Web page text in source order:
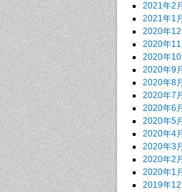
2021年2月
2021年1月
2020年12
2020年11
2020年10
2020年9月
2020年8月
2020年7月
2020年6月
2020年5月
2020年4月
2020年3月
2020年2月
2020年1月
2019年12